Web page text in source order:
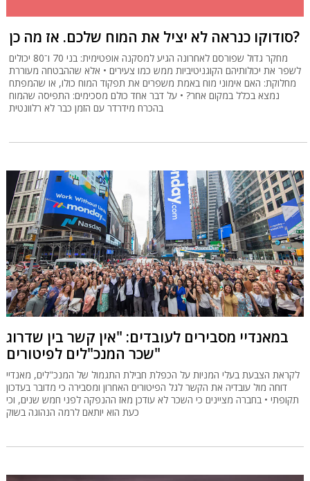
סודוקו כנראה לא יציל את המוח שלכם. אז מה כן?
מחקר גדול שפורסם לאחרונה הגיע למסקנה אופטימית: בני 70 ו־80 יכולים
לשפר את יכולותיהם הקוגניטיביות ממש כמו צעירים • אלא שההבטחה מעוררת
מחלוקת: האם אימוני מוח באמת משפרים את תפקוד המוח כולו, או שהמפתח
נמצא בכלל במקום אחר? • על דבר אחד כולם מסכימים: התפיסה שהמוח
בהכרח מידרדר עם הזמן כבר לא רלוונטית
במאנדיי מסבירים לעובדים: "אין קשר בין שדרוג
שכר המנכ"לים לפיטורים"
לקראת הצבעת בעלי המניות על הכפלת חבילת התגמול של המנכ"לים, מאנדיי
דוחה מול עובדיה את הקשר לגל הפיטורים האחרון ומסבירה כי מדובר בעדכון
תקופתי • בחברה מציינים כי השכר לא עודכן מאז ההנפקה לפני חמש שנים, וכי
כעת הוא יותאם לרמה הנהוגה בשוק